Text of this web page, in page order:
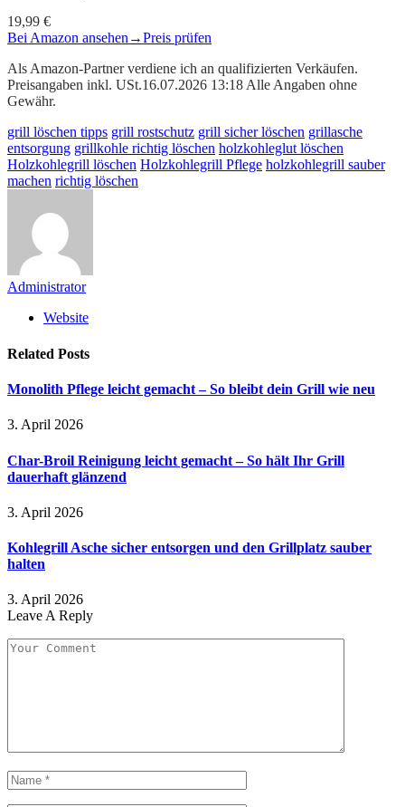
19,99 €
Bei Amazon ansehen→Preis prüfen
Als Amazon-Partner verdiene ich an qualifizierten Verkäufen.
Preisangaben inkl. USt.16.07.2026 13:18 Alle Angaben ohne
Gewähr.
grill löschen tipps grill rostschutz grill sicher löschen grillasche
entsorgung grillkohle richtig löschen holzkohleglut löschen
Holzkohlegrill löschen Holzkohlegrill Pflege holzkohlegrill sauber
machen richtig löschen
Administrator
Website
Related Posts
Monolith Pflege leicht gemacht – So bleibt dein Grill wie neu
3. April 2026
Char-Broil Reinigung leicht gemacht – So hält Ihr Grill
dauerhaft glänzend
3. April 2026
Kohlegrill Asche sicher entsorgen und den Grillplatz sauber
halten
3. April 2026
Leave A Reply